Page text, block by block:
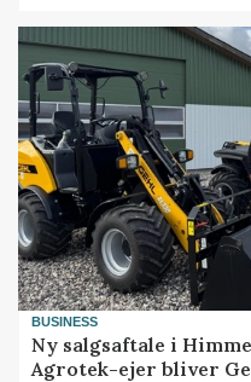
BUSINESS
Ny salgsaftale i
Agrotek-ejer bliver